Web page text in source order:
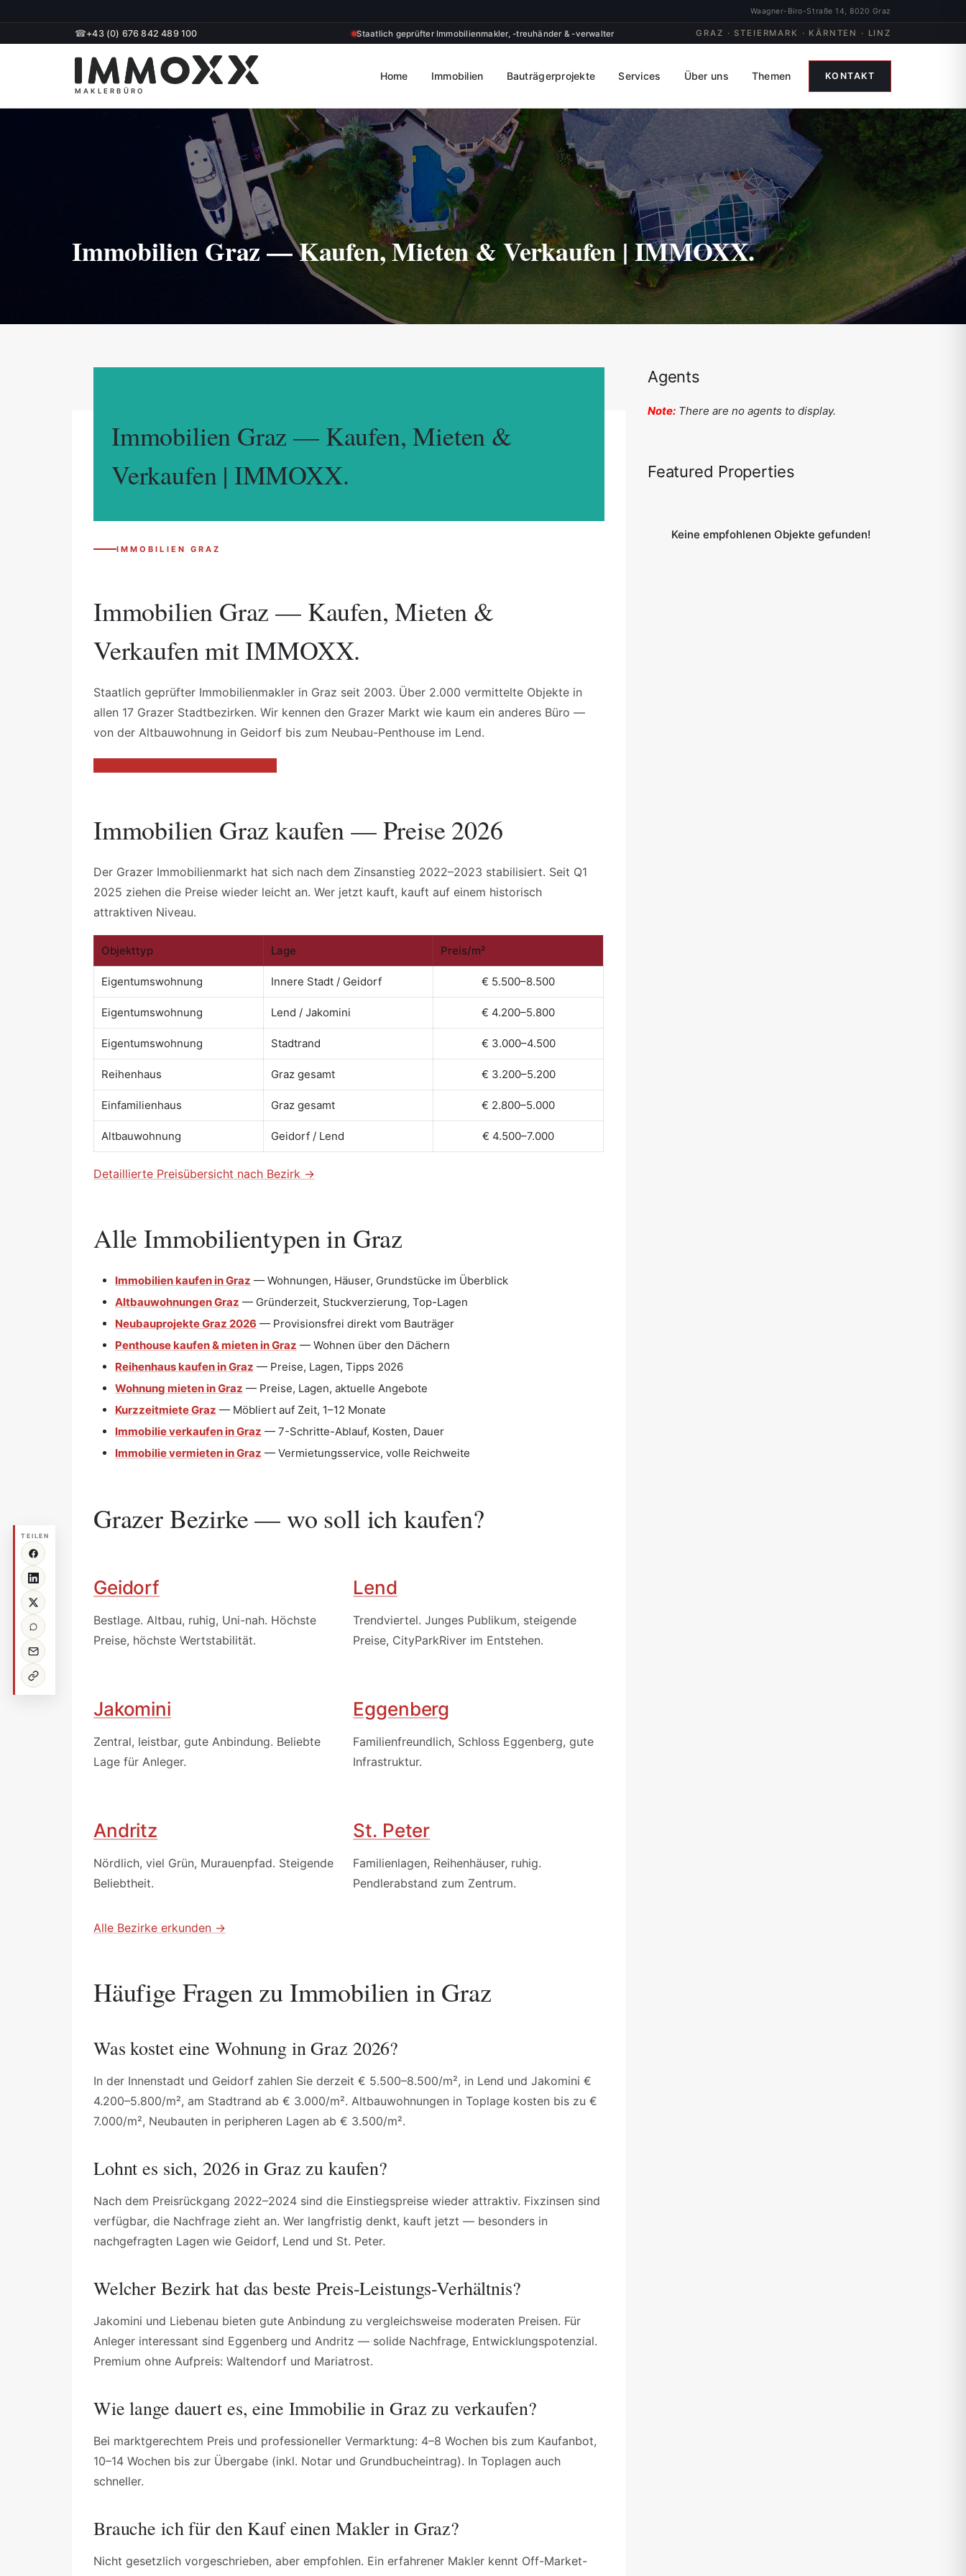
Waagner-Biro-Straße 14, 8020 Graz
☎+43 (0) 676 842 489 100 Staatlich geprüfter Immobilienmakler, -treuhänder & -verwalter GRAZ · STEIERMARK · KÄRNTEN · LINZ
Home Immobilien Bauträgerprojekte Services Über uns Themen KONTAKT
Immobilien Graz — Kaufen, Mieten & Verkaufen | IMMOXX.
Immobilien Graz — Kaufen, Mieten &
Verkaufen | IMMOXX.
IMMOBILIEN GRAZ
Immobilien Graz — Kaufen, Mieten &
Verkaufen mit IMMOXX.
Staatlich geprüfter Immobilienmakler in Graz seit 2003. Über 2.000 vermittelte Objekte in
allen 17 Grazer Stadtbezirken. Wir kennen den Grazer Markt wie kaum ein anderes Büro —
von der Altbauwohnung in Geidorf bis zum Neubau-Penthouse im Lend.
Immobilien Graz kaufen — Preise 2026
Der Grazer Immobilienmarkt hat sich nach dem Zinsanstieg 2022–2023 stabilisiert. Seit Q1
2025 ziehen die Preise wieder leicht an. Wer jetzt kauft, kauft auf einem historisch
attraktiven Niveau.
Objekttyp Lage Preis/m²
Eigentumswohnung Innere Stadt / Geidorf € 5.500–8.500
Eigentumswohnung Lend / Jakomini € 4.200–5.800
Eigentumswohnung Stadtrand € 3.000–4.500
Reihenhaus Graz gesamt € 3.200–5.200
Einfamilienhaus Graz gesamt € 2.800–5.000
Altbauwohnung Geidorf / Lend € 4.500–7.000
Detaillierte Preisübersicht nach Bezirk →
Alle Immobilientypen in Graz
Immobilien kaufen in Graz — Wohnungen, Häuser, Grundstücke im Überblick
Altbauwohnungen Graz — Gründerzeit, Stuckverzierung, Top-Lagen
Neubauprojekte Graz 2026 — Provisionsfrei direkt vom Bauträger
Penthouse kaufen & mieten in Graz — Wohnen über den Dächern
Reihenhaus kaufen in Graz — Preise, Lagen, Tipps 2026
Wohnung mieten in Graz — Preise, Lagen, aktuelle Angebote
Kurzzeitmiete Graz — Möbliert auf Zeit, 1–12 Monate
Immobilie verkaufen in Graz — 7-Schritte-Ablauf, Kosten, Dauer
Immobilie vermieten in Graz — Vermietungsservice, volle Reichweite
Grazer Bezirke — wo soll ich kaufen?
Geidorf
Bestlage. Altbau, ruhig, Uni-nah. Höchste
Preise, höchste Wertstabilität.
Lend
Trendviertel. Junges Publikum, steigende
Preise, CityParkRiver im Entstehen.
Jakomini
Zentral, leistbar, gute Anbindung. Beliebte
Lage für Anleger.
Eggenberg
Familienfreundlich, Schloss Eggenberg, gute
Infrastruktur.
Andritz
Nördlich, viel Grün, Murauenpfad. Steigende
Beliebtheit.
St. Peter
Familienlagen, Reihenhäuser, ruhig.
Pendlerabstand zum Zentrum.
Alle Bezirke erkunden →
Häufige Fragen zu Immobilien in Graz
Was kostet eine Wohnung in Graz 2026?
In der Innenstadt und Geidorf zahlen Sie derzeit € 5.500–8.500/m², in Lend und Jakomini €
4.200–5.800/m², am Stadtrand ab € 3.000/m². Altbauwohnungen in Toplage kosten bis zu €
7.000/m², Neubauten in peripheren Lagen ab € 3.500/m².
Lohnt es sich, 2026 in Graz zu kaufen?
Nach dem Preisrückgang 2022–2024 sind die Einstiegspreise wieder attraktiv. Fixzinsen sind
verfügbar, die Nachfrage zieht an. Wer langfristig denkt, kauft jetzt — besonders in
nachgefragten Lagen wie Geidorf, Lend und St. Peter.
Welcher Bezirk hat das beste Preis-Leistungs-Verhältnis?
Jakomini und Liebenau bieten gute Anbindung zu vergleichsweise moderaten Preisen. Für
Anleger interessant sind Eggenberg und Andritz — solide Nachfrage, Entwicklungspotenzial.
Premium ohne Aufpreis: Waltendorf und Mariatrost.
Wie lange dauert es, eine Immobilie in Graz zu verkaufen?
Bei marktgerechtem Preis und professioneller Vermarktung: 4–8 Wochen bis zum Kaufanbot,
10–14 Wochen bis zur Übergabe (inkl. Notar und Grundbucheintrag). In Toplagen auch
schneller.
Brauche ich für den Kauf einen Makler in Graz?
Nicht gesetzlich vorgeschrieben, aber empfohlen. Ein erfahrener Makler kennt Off-Market-
Agents
Note:There are no agents to display.
Featured Properties
Keine empfohlenen Objekte gefunden!
TEILEN